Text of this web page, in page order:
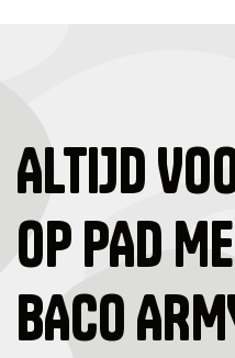
ALTIJD
OP PAD
BACO